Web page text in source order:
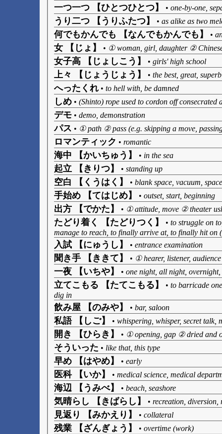
一つ一つ 【ひとつひとつ】 • one-by-one,
うり二つ 【うりふたつ】 • as alike as two
何でもかんでも 【なんでもかんでも】 •
女 【じょ】 • ① woman, girl, daughter ②
女子高 【じょしこう】 • girls' high school
上々 【じょうじょう】 • the best, great, superb
へったくれ • to hell with, be damned
しめ • (Shinto) rope used to cordon off consecrated
デモ • demo, demonstration
パス • ① path ② pass (e.g. skipping a move,
ロマンティック • romantic
海中 【かいちゅう】 • in the sea
起立 【きりつ】 • standing up
空白 【くうはく】 • blank space, vacuum,
手始め 【てはじめ】 • outset, start, beginning
出方 【でかた】 • ① attitude, move ② theater
たどり着く 【たどりつく】 • to struggle on
manage to reach, to finally arrive at, to finally hit on
入試 【にゅうし】 • entrance examination
聞き手 【ききて】 • ① hearer, listener,
一夜 【いちや】 • one night, all night, overnight,
立てこもる 【たてこもる】 • to barricade
dig in
飲み屋 【のみや】 • bar, saloon
私語 【しご】 • whispering, whisper, secret talk,
開き 【ひらき】 • ① opening, gap ② dried and
そういった • like that, this type
早め 【はやめ】 • early
医科 【いか】 • medical science, medical
海辺 【うみべ】 • beach, seashore
気晴らし 【きばらし】 • recreation, diversion,
見返り 【みかえり】 • collateral
残業 【ざんぎょう】 • overtime (work)